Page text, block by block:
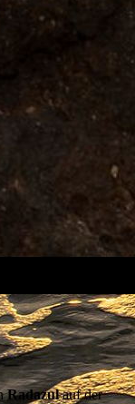
Radazulauf der